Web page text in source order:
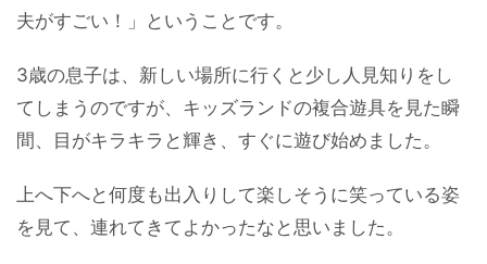
夫がすごい！」ということです。
3歳の息子は、新しい場所に行くと少し人見知りをし
てしまうのですが、キッズランドの複合遊具を見た瞬
間、目がキラキラと輝き、すぐに遊び始めました。
上へ下へと何度も出入りして楽しそうに笑っている姿
を見て、連れてきてよかったなと思いました。